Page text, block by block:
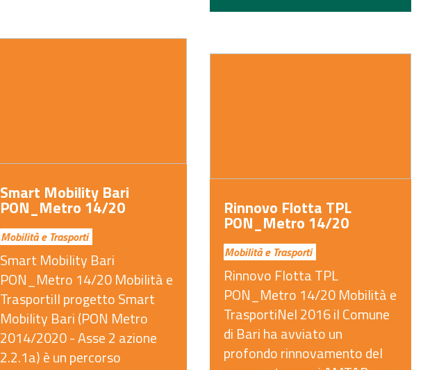
Smart Mobility Bari
PON_Metro 14/20
Mobilità e Trasporti
Smart Mobility Bari
PON_Metro 14/20 Mobilità e
TrasportiIl progetto Smart
Mobility Bari (PON Metro
2014/2020 - Asse 2 azione
2.2.1a) è un percorso
Rinnovo Flotta TPL
PON_Metro 14/20
Mobilità e Trasporti
Rinnovo Flotta TPL
PON_Metro 14/20 Mobilità e
TrasportiNel 2016 il Comune
di Bari ha avviato un
profondo rinnovamento del